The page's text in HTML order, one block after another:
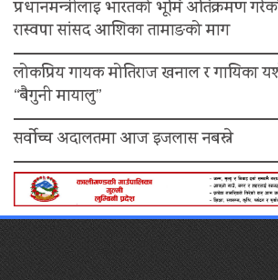
प्रधानमन्त्रीलाइ भारतको भूमि अतिक्रमण
रास्वपा सांसद आशिका तामाङको माग
लोकप्रिय गायक मोतिराज खनाल र गायिका
“बैगुनी मायालु”
सर्वोच्च अदालतमा आज इजलास नबस्ने